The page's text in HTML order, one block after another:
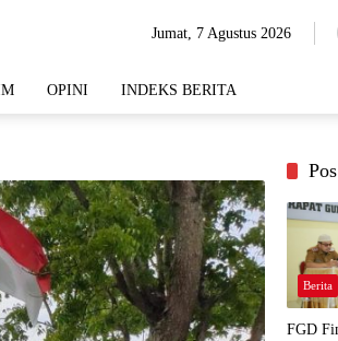
Jumat, 7 Agustus 2026
OPINI INDEKS BERITA
Berita
FGD